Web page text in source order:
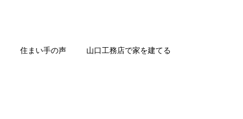
住まい手の声 山口工務店で家を建てる